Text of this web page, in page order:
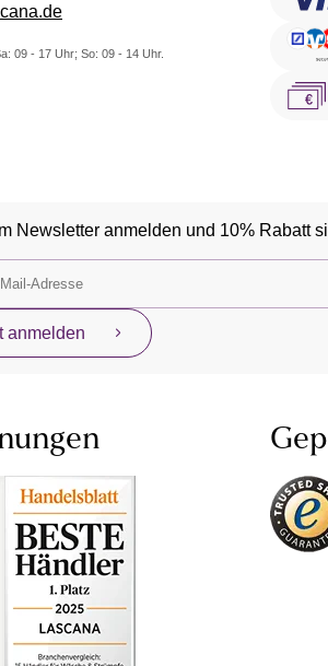
09 - 17 Uhr; So: 09 - 14 Uhr.
Newsletter anmelden und 10% Rabatt
anmelden